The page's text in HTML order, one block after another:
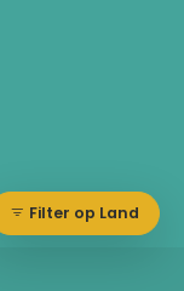
Filter op Land